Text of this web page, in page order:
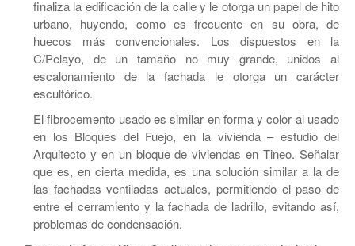
finaliza la edificación de la calle y le otorga un papel de hito
urbano, huyendo, como es frecuente en su obra, de
huecos más convencionales. Los dispuestos en la
C/Pelayo, de un tamaño no muy grande, unidos al
escalonamiento de la fachada le otorga un carácter
escultórico.
El fibrocemento usado es similar en forma y color al usado
en los Bloques del Fuejo, en la vivienda – estudio del
Arquitecto y en un bloque de viviendas en Tineo. Señalar
que es, en cierta medida, es una solución similar a la de
las fachadas ventiladas actuales, permitiendo el paso de
entre el cerramiento y la fachada de ladrillo, evitando así,
problemas de condensación.